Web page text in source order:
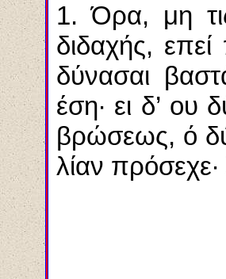
1. Όρα, μη
διδαχής,
δύνασαι
έση· ει δ’ ου
βρώσεως, ό
λίαν